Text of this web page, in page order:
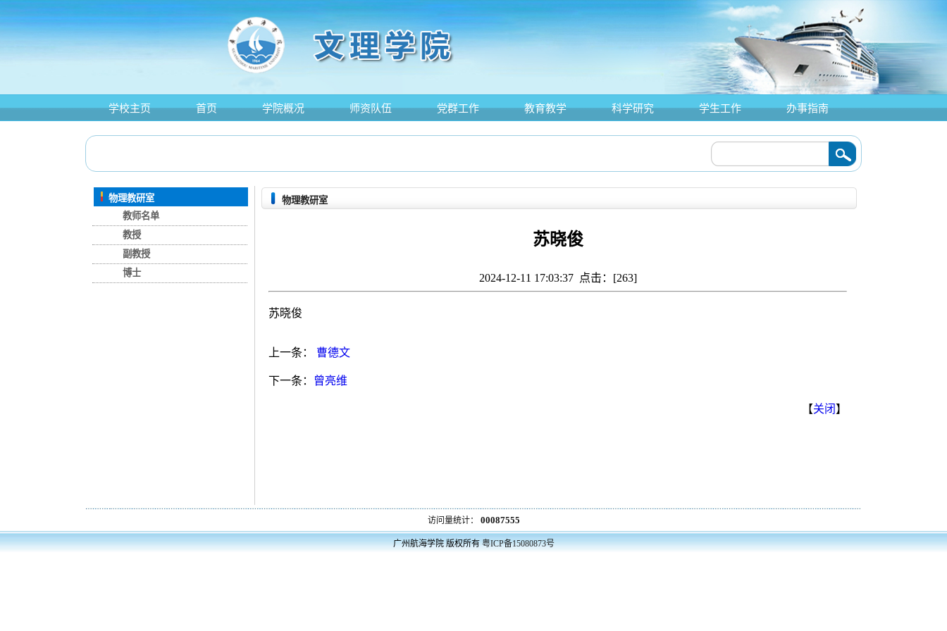
学校主页 首页 学院概况 师资队伍 党群工作 教育教学 科学研究 学生工作 办事指南
物理教研室
教师名单
教授
副教授
博士
物理教研室
苏晓俊
2024-12-11 17:03:37 点击：[263]
苏晓俊
上一条： 曹德文
下一条： 曾亮维
【关闭 】
访问量统计： 00087555
广州航海学院版权所有粤ICP备15080873号